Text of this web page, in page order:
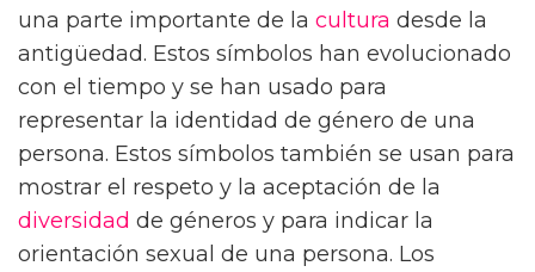
una parte importante de la cultura desde la
antigüedad. Estos símbolos han evolucionado
con el tiempo y se han usado para
representar la identidad de género de una
persona. Estos símbolos también se usan para
mostrar el respeto y la aceptación de la
diversidad de géneros y para indicar la
orientación sexual de una persona. Los